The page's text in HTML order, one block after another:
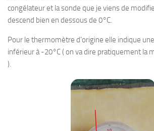
congélateur et la sonde que je viens de
descend bien en dessous de 0°C.
Pour le thermomètre d’origine elle indique
inférieur à -20°C ( on va dire pratiquement la
).